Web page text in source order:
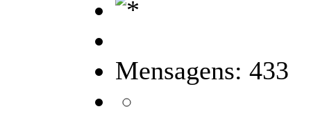
Mensagens: 433